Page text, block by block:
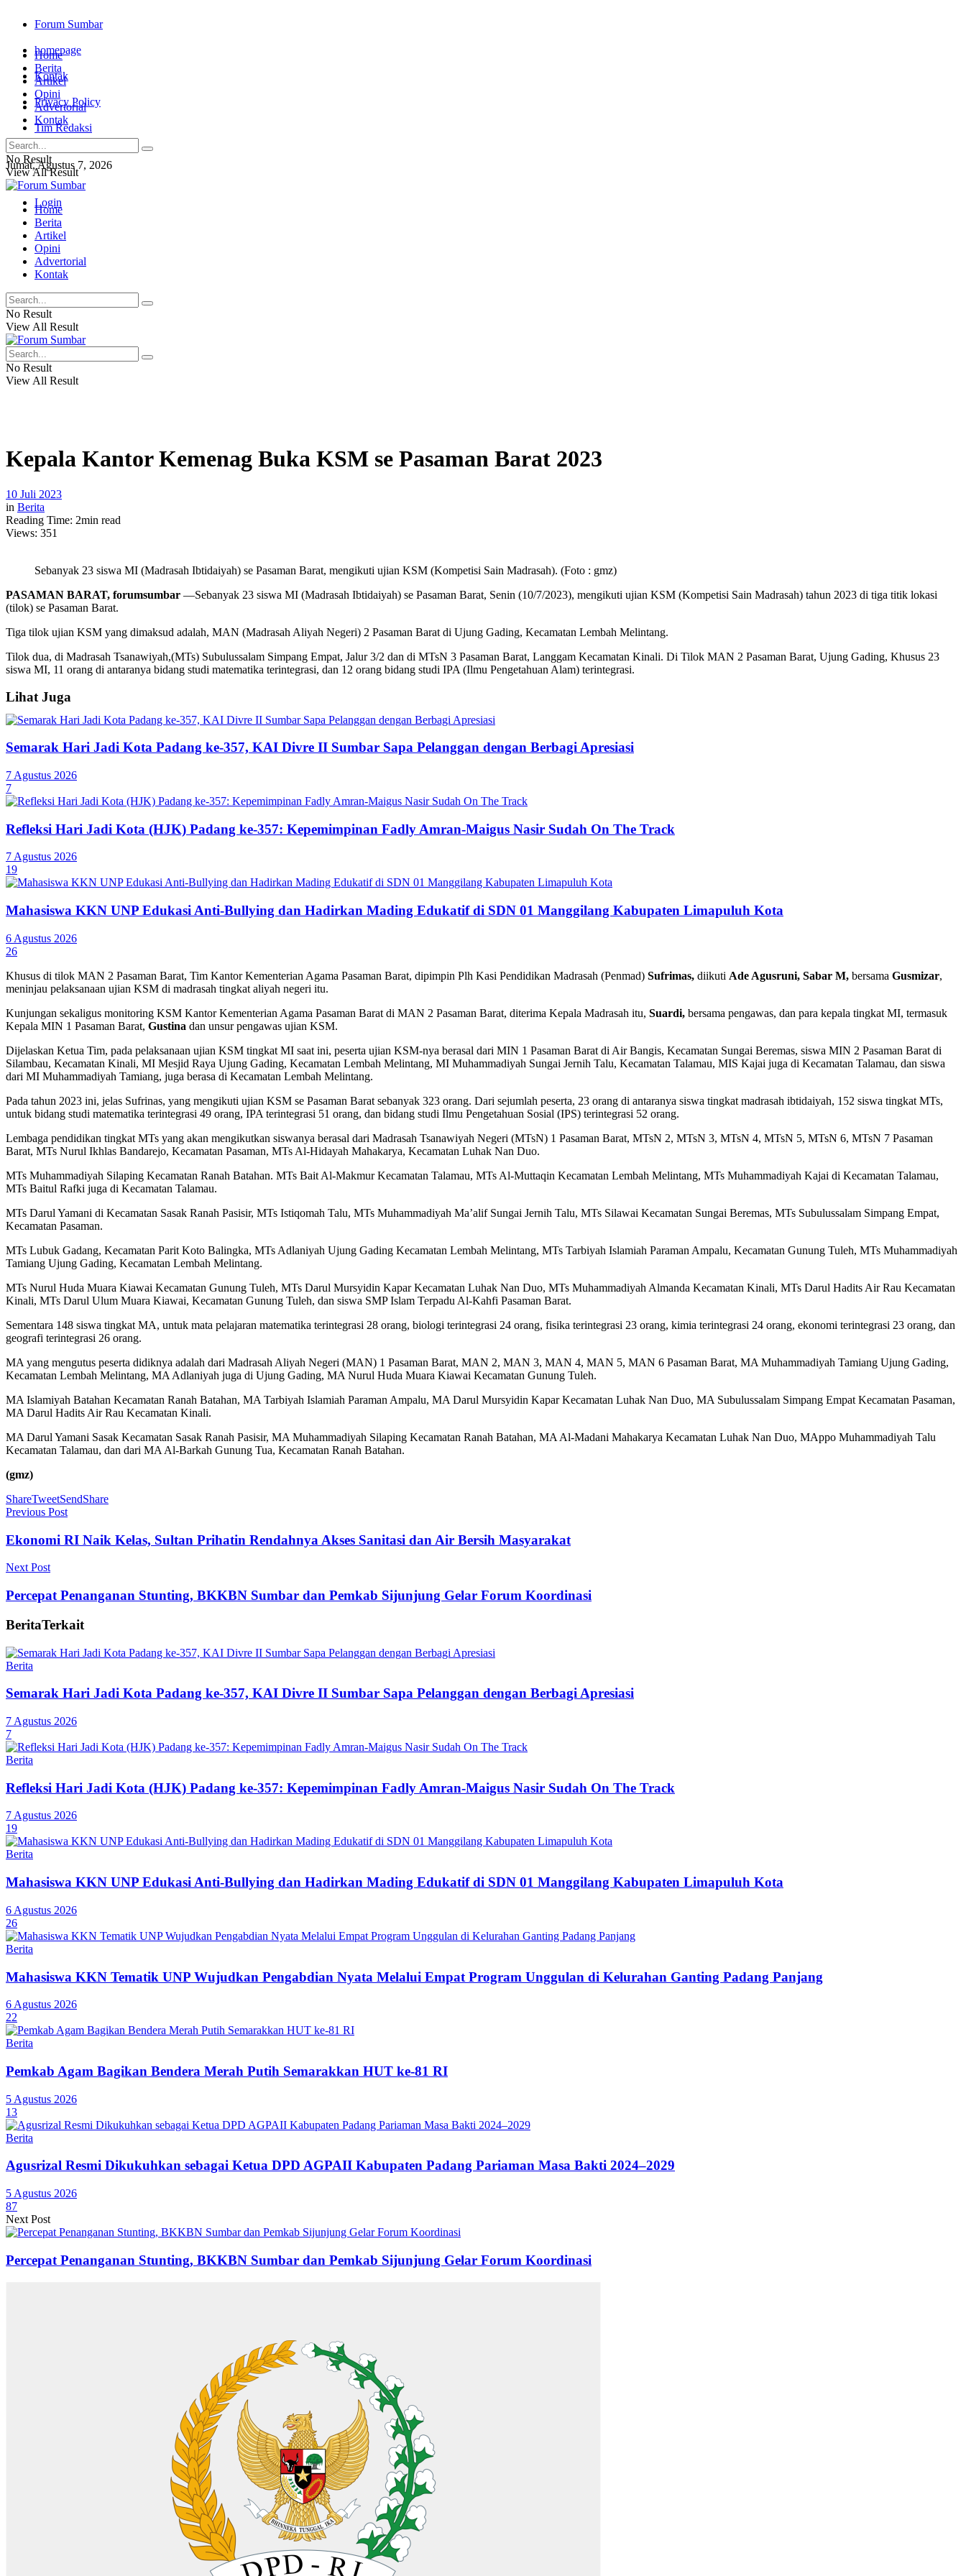
Forum Sumbar
homepage
Kontak
Privacy Policy
Tim Redaksi
Jumat, Agustus 7, 2026
Login
Home
Berita
Artikel
Opini
Advertorial
Kontak
No Result
View All Result
Home
Berita
Artikel
Opini
Advertorial
Kontak
No Result
View All Result
No Result
View All Result
Kepala Kantor Kemenag Buka KSM se Pasaman Barat 2023
10 Juli 2023
in Berita
Reading Time: 2min read
Views: 351
Sebanyak 23 siswa MI (Madrasah Ibtidaiyah) se Pasaman Barat, mengikuti ujian KSM (Kompetisi Sain Madrasah). (Foto : gmz)
PASAMAN BARAT, forumsumbar —Sebanyak 23 siswa MI (Madrasah Ibtidaiyah) se Pasaman Barat, Senin (10/7/2023), mengikuti ujian KSM (Kompetisi Sain Madrasah) tahun 2023 di tiga titik lokasi
(tilok) se Pasaman Barat.
Tiga tilok ujian KSM yang dimaksud adalah, MAN (Madrasah Aliyah Negeri) 2 Pasaman Barat di Ujung Gading, Kecamatan Lembah Melintang.
Tilok dua, di Madrasah Tsanawiyah,(MTs) Subulussalam Simpang Empat, Jalur 3/2 dan di MTsN 3 Pasaman Barat, Langgam Kecamatan Kinali. Di Tilok MAN 2 Pasaman Barat, Ujung Gading, Khusus 23
siswa MI, 11 orang di antaranya bidang studi matematika terintegrasi, dan 12 orang bidang studi IPA (Ilmu Pengetahuan Alam) terintegrasi.
Lihat Juga
Semarak Hari Jadi Kota Padang ke-357, KAI Divre II Sumbar Sapa Pelanggan dengan Berbagi Apresiasi
7 Agustus 2026
7
Refleksi Hari Jadi Kota (HJK) Padang ke-357: Kepemimpinan Fadly Amran-Maigus Nasir Sudah On The Track
7 Agustus 2026
19
Mahasiswa KKN UNP Edukasi Anti-Bullying dan Hadirkan Mading Edukatif di SDN 01 Manggilang Kabupaten Limapuluh Kota
6 Agustus 2026
26
Khusus di tilok MAN 2 Pasaman Barat, Tim Kantor Kementerian Agama Pasaman Barat, dipimpin Plh Kasi Pendidikan Madrasah (Penmad) Sufrimas, diikuti Ade Agusruni, Sabar M, bersama Gusmizar,
meninjau pelaksanaan ujian KSM di madrasah tingkat aliyah negeri itu.
Kunjungan sekaligus monitoring KSM Kantor Kementerian Agama Pasaman Barat di MAN 2 Pasaman Barat, diterima Kepala Madrasah itu, Suardi, bersama pengawas, dan para kepala tingkat MI, termasuk
Kepala MIN 1 Pasaman Barat, Gustina dan unsur pengawas ujian KSM.
Dijelaskan Ketua Tim, pada pelaksanaan ujian KSM tingkat MI saat ini, peserta ujian KSM-nya berasal dari MIN 1 Pasaman Barat di Air Bangis, Kecamatan Sungai Beremas, siswa MIN 2 Pasaman Barat di
Silambau, Kecamatan Kinali, MI Mesjid Raya Ujung Gading, Kecamatan Lembah Melintang, MI Muhammadiyah Sungai Jernih Talu, Kecamatan Talamau, MIS Kajai juga di Kecamatan Talamau, dan siswa
dari MI Muhammadiyah Tamiang, juga berasa di Kecamatan Lembah Melintang.
Pada tahun 2023 ini, jelas Sufrinas, yang mengikuti ujian KSM se Pasaman Barat sebanyak 323 orang. Dari sejumlah peserta, 23 orang di antaranya siswa tingkat madrasah ibtidaiyah, 152 siswa tingkat MTs,
untuk bidang studi matematika terintegrasi 49 orang, IPA terintegrasi 51 orang, dan bidang studi Ilmu Pengetahuan Sosial (IPS) terintegrasi 52 orang.
Lembaga pendidikan tingkat MTs yang akan mengikutkan siswanya berasal dari Madrasah Tsanawiyah Negeri (MTsN) 1 Pasaman Barat, MTsN 2, MTsN 3, MTsN 4, MTsN 5, MTsN 6, MTsN 7 Pasaman
Barat, MTs Nurul Ikhlas Bandarejo, Kecamatan Pasaman, MTs Al-Hidayah Mahakarya, Kecamatan Luhak Nan Duo.
MTs Muhammadiyah Silaping Kecamatan Ranah Batahan. MTs Bait Al-Makmur Kecamatan Talamau, MTs Al-Muttaqin Kecamatan Lembah Melintang, MTs Muhammadiyah Kajai di Kecamatan Talamau,
MTs Baitul Rafki juga di Kecamatan Talamau.
MTs Darul Yamani di Kecamatan Sasak Ranah Pasisir, MTs Istiqomah Talu, MTs Muhammadiyah Ma’alif Sungai Jernih Talu, MTs Silawai Kecamatan Sungai Beremas, MTs Subulussalam Simpang Empat,
Kecamatan Pasaman.
MTs Lubuk Gadang, Kecamatan Parit Koto Balingka, MTs Adlaniyah Ujung Gading Kecamatan Lembah Melintang, MTs Tarbiyah Islamiah Paraman Ampalu, Kecamatan Gunung Tuleh, MTs Muhammadiyah
Tamiang Ujung Gading, Kecamatan Lembah Melintang.
MTs Nurul Huda Muara Kiawai Kecamatan Gunung Tuleh, MTs Darul Mursyidin Kapar Kecamatan Luhak Nan Duo, MTs Muhammadiyah Almanda Kecamatan Kinali, MTs Darul Hadits Air Rau Kecamatan
Kinali, MTs Darul Ulum Muara Kiawai, Kecamatan Gunung Tuleh, dan siswa SMP Islam Terpadu Al-Kahfi Pasaman Barat.
Sementara 148 siswa tingkat MA, untuk mata pelajaran matematika terintegrasi 28 orang, biologi terintegrasi 24 orang, fisika terintegrasi 23 orang, kimia terintegrasi 24 orang, ekonomi terintegrasi 23 orang, dan
geografi terintegrasi 26 orang.
MA yang mengutus peserta didiknya adalah dari Madrasah Aliyah Negeri (MAN) 1 Pasaman Barat, MAN 2, MAN 3, MAN 4, MAN 5, MAN 6 Pasaman Barat, MA Muhammadiyah Tamiang Ujung Gading,
Kecamatan Lembah Melintang, MA Adlaniyah juga di Ujung Gading, MA Nurul Huda Muara Kiawai Kecamatan Gunung Tuleh.
MA Islamiyah Batahan Kecamatan Ranah Batahan, MA Tarbiyah Islamiah Paraman Ampalu, MA Darul Mursyidin Kapar Kecamatan Luhak Nan Duo, MA Subulussalam Simpang Empat Kecamatan Pasaman,
MA Darul Hadits Air Rau Kecamatan Kinali.
MA Darul Yamani Sasak Kecamatan Sasak Ranah Pasisir, MA Muhammadiyah Silaping Kecamatan Ranah Batahan, MA Al-Madani Mahakarya Kecamatan Luhak Nan Duo, MAppo Muhammadiyah Talu
Kecamatan Talamau, dan dari MA Al-Barkah Gunung Tua, Kecamatan Ranah Batahan.
(gmz)
ShareTweetSendShare
Previous Post
Ekonomi RI Naik Kelas, Sultan Prihatin Rendahnya Akses Sanitasi dan Air Bersih Masyarakat
Next Post
Percepat Penanganan Stunting, BKKBN Sumbar dan Pemkab Sijunjung Gelar Forum Koordinasi
BeritaTerkait
Berita
Semarak Hari Jadi Kota Padang ke-357, KAI Divre II Sumbar Sapa Pelanggan dengan Berbagi Apresiasi
7 Agustus 2026
7
Berita
Refleksi Hari Jadi Kota (HJK) Padang ke-357: Kepemimpinan Fadly Amran-Maigus Nasir Sudah On The Track
7 Agustus 2026
19
Berita
Mahasiswa KKN UNP Edukasi Anti-Bullying dan Hadirkan Mading Edukatif di SDN 01 Manggilang Kabupaten Limapuluh Kota
6 Agustus 2026
26
Berita
Mahasiswa KKN Tematik UNP Wujudkan Pengabdian Nyata Melalui Empat Program Unggulan di Kelurahan Ganting Padang Panjang
6 Agustus 2026
22
Berita
Pemkab Agam Bagikan Bendera Merah Putih Semarakkan HUT ke-81 RI
5 Agustus 2026
13
Berita
Agusrizal Resmi Dikukuhkan sebagai Ketua DPD AGPAII Kabupaten Padang Pariaman Masa Bakti 2024–2029
5 Agustus 2026
87
Next Post
Percepat Penanganan Stunting, BKKBN Sumbar dan Pemkab Sijunjung Gelar Forum Koordinasi